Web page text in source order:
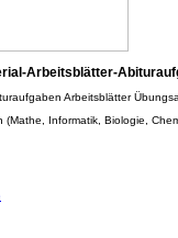
Arbeitsblätter-
Arbeitsblätter
(Mathe, Informatik, Biologie,